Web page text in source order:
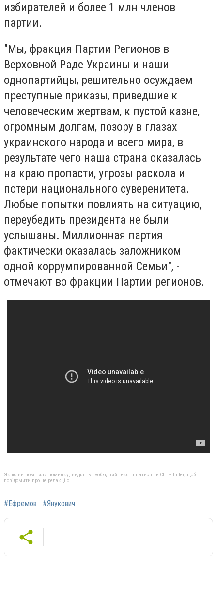
избирателей и более 1 млн членов
партии.
"Мы, фракция Партии Регионов в
Верховной Раде Украины и наши
однопартийцы, решительно осуждаем
преступные приказы, приведшие к
человеческим жертвам, к пустой казне,
огромным долгам, позору в глазах
украинского народа и всего мира, в
результате чего наша страна оказалась
на краю пропасти, угрозы раскола и
потери национального суверенитета.
Любые попытки повлиять на ситуацию,
переубедить президента не были
услышаны. Миллионная партия
фактически оказалась заложником
одной коррумпированной Семьи", -
отмечают во фракции Партии регионов.
Якщо ви помітили помилку, виділіть необхідний текст і натисніть Ctrl + Enter, щоб
повідомити про це редакцію
#Ефремов #Янукович